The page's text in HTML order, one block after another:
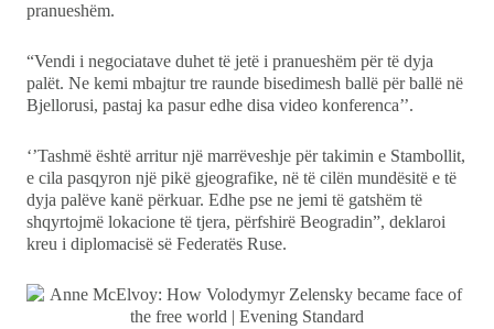
Teknologji
Udhëtime
DuVideo
pranueshëm.
“Vendi i negociatave duhet të jetë i pranueshëm për të dyja
palët. Ne kemi mbajtur tre raunde bisedimesh ballë për ballë në
Bjellorusi, pastaj ka pasur edhe disa video konferenca’’.
‘’Tashmë është arritur një marrëveshje për takimin e Stambollit,
e cila pasqyron një pikë gjeografike, në të cilën mundësitë e të
dyja palëve kanë përkuar. Edhe pse ne jemi të gatshëm të
shqyrtojmë lokacione të tjera, përfshirë Beogradin”, deklaroi
kreu i diplomacisë së Federatës Ruse.